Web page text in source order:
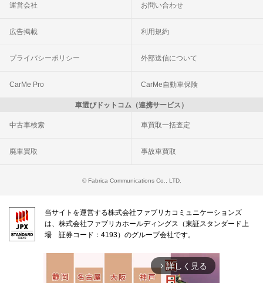
運営会社 お問い合わせ
広告掲載 利用規約
プライバシーポリシー 外部送信について
CarMe Pro CarMe自動車保険
車選びドットコム（連携サービス）
中古車検索 車買取一括査定
廃車買取 事故車買取
© Fabrica Communications Co., LTD.
当サイトを運営する株式会社ファブリカコミュニケーションズ
は、株式会社ファブリカホールディングス（東証スタンダード上
場 証券コード：4193）のグループ会社です。
arrow_forward_ios 詳しく見る